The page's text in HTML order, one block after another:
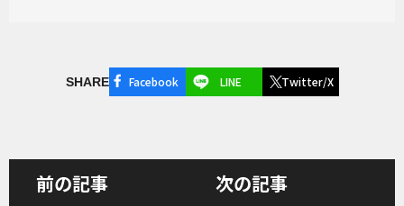
SHARE Facebook LINE Twitter/X
前の記事 次の記事